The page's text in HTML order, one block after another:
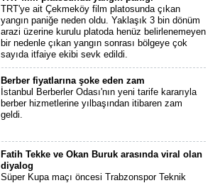
TRT'ye ait Çekmeköy film platosunda çıkan
yangın paniğe neden oldu. Yaklaşık 3 bin dönüm
arazi üzerine kurulu platoda henüz belirlenemeyen
bir nedenle çıkan yangın sonrası bölgeye çok
sayıda itfaiye ekibi sevk edildi.
Berber fiyatlarına şoke eden zam
İstanbul Berberler Odası'nın yeni tarife kararıyla
berber hizmetlerine yılbaşından itibaren zam
geldi.
Fatih Tekke ve Okan Buruk arasında viral olan
diyalog
Süper Kupa maçı öncesi Trabzonspor Teknik